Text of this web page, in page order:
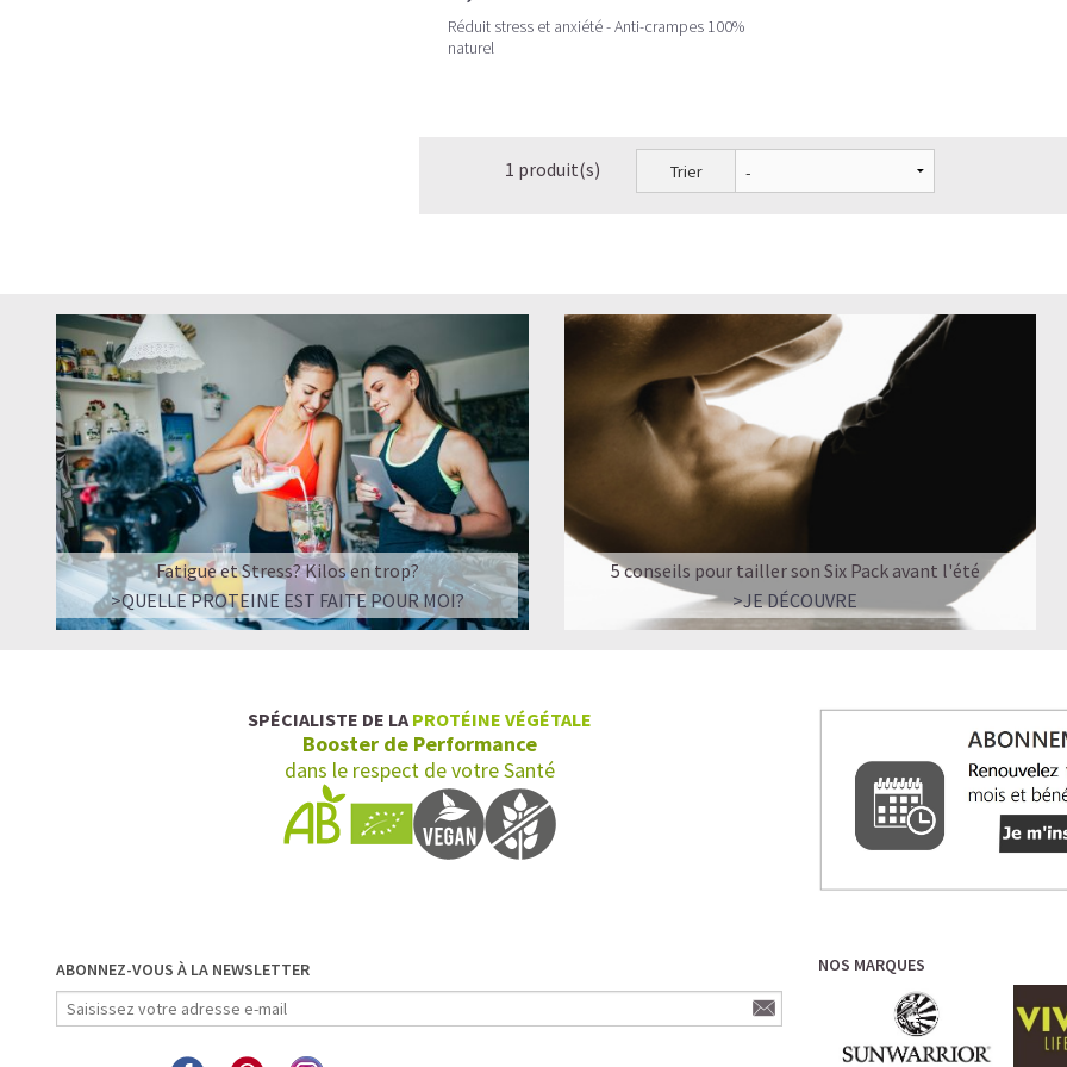
Réduit stress et anxiété - Anti-crampes 100%
naturel
1 produit(s) Trier
Fatigue et Stress? Kilos en trop?
>QUELLE PROTEINE EST FAITE POUR MOI?
5 conseils pour tailler son Six Pack avant l'été
>JE DÉCOUVRE
SPÉCIALISTE DE LA PROTÉINE VÉGÉTALE
Booster de Performance
dans le respect de votre Santé
ABONNEZ-VOUS À LA NEWSLETTER NOS MARQUES